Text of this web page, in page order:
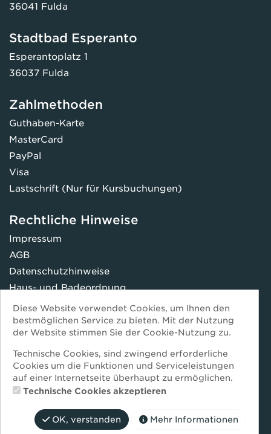
36041 Fulda
Stadtbad Esperanto
Esperantoplatz 1
36037 Fulda
Zahlmethoden
Guthaben-Karte
MasterCard
PayPal
Visa
Lastschrift (Nur für Kursbuchungen)
Rechtliche Hinweise
Impressum
AGB
Datenschutzhinweise
Haus- und Badeordnung
FAQ
* Preise inkl. Mehrwertsteuer
-----------------------
Immer bestens informiert -
Jetzt zum Newsletter anmelden:
re-gruppe.de/newsletter
Diese Website verwendet Cookies, um Ihnen den
bestmöglichen Service zu bieten. Mit der Nutzung
der Website stimmen Sie der Cookie-Nutzung zu.
Technische Cookies, sind zwingend erforderliche
Cookies um die Funktionen und Serviceleistungen
auf einer Internetseite überhaupt zu ermöglichen.
Technische Cookies akzeptieren
OK, verstanden Mehr Informationen